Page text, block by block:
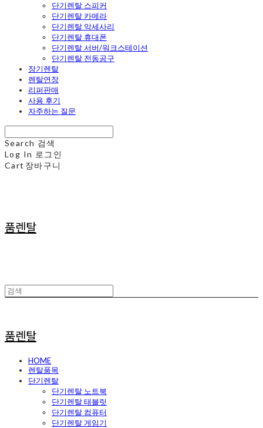
단기렌탈 스피커
단기렌탈 카메라
단기렌탈 악세사리
단기렌탈 휴대폰
단기렌탈 서버/워크스테이션
단기렌탈 전동공구
장기렌탈
렌탈연장
리퍼판매
사용 후기
자주하는 질문
Search 검색
Log In 로그인
Cart 장바구니
품렌탈
품렌탈
HOME
렌탈품목
단기렌탈
단기렌탈 노트북
단기렌탈 태블릿
단기렌탈 컴퓨터
단기렌탈 게임기